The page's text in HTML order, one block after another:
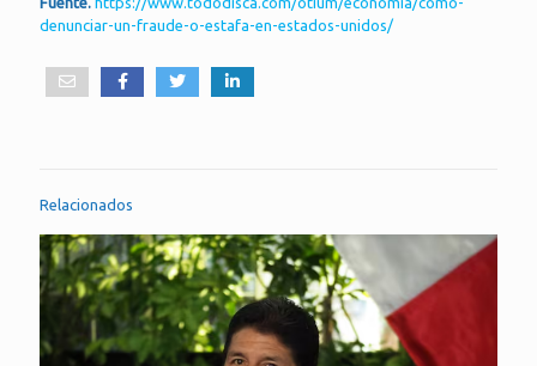
denunciar-un-fraude-o-estafa-en-estados-unidos/
Relacionados